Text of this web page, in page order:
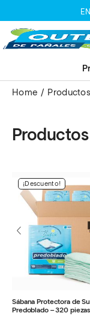
Home
¡Descuento!
Sábana Protectora de
Predoblado – 320